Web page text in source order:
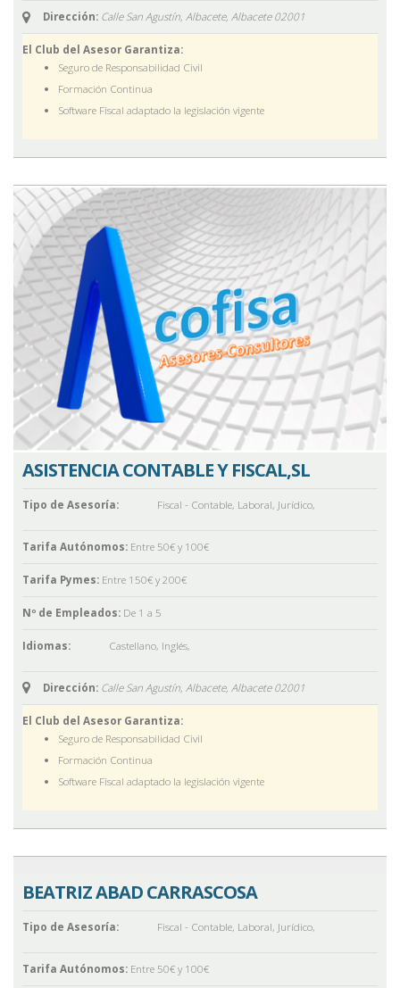
Dirección: Calle San Agustín, Albacete, Albacete 02001
El Club del Asesor Garantiza:
Seguro de Responsabilidad Civil
Formación Continua
Software Fiscal adaptado la legislación vigente
ASISTENCIA CONTABLE Y FISCAL,SL
Tipo de Asesoría: Fiscal - Contable, Laboral, Jurídico,
Tarifa Autónomos: Entre 50€ y 100€
Tarifa Pymes: Entre 150€ y 200€
Nº de Empleados: De 1 a 5
Idiomas: Castellano, Inglés,
Dirección: Calle San Agustín, Albacete, Albacete 02001
El Club del Asesor Garantiza:
Seguro de Responsabilidad Civil
Formación Continua
Software Fiscal adaptado la legislación vigente
BEATRIZ ABAD CARRASCOSA
Tipo de Asesoría: Fiscal - Contable, Laboral, Jurídico,
Tarifa Autónomos: Entre 50€ y 100€